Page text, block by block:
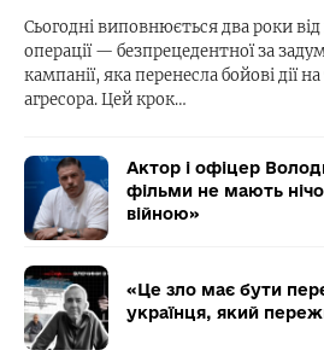
Сьогодні виповнюється два роки від
операції — безпрецедентної за
кампанії, яка перенесла бойові дії
агресора. Цей крок…
Актор і офіцер
фільми не мають
війною»
«Це зло має бути
українця, який